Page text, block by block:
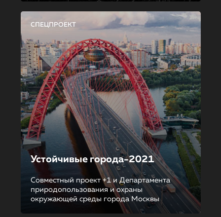
СПЕЦПРОЕКТ
Устойчивые города-2021
Совместный проект +1 и Департамента
природопользования и охраны
окружающей среды города Москвы